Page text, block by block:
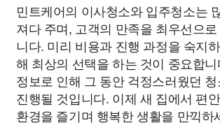
민트케어의 이사청소와 입주청소는
져다 주며, 고객의 만족을 최우선으
니다. 미리 비용과 진행 과정을 숙지
해 최상의 선택을 하는 것이 중요합
정보로 인해 그 동안 걱정스러웠던
진행될 것입니다. 이제 새 집에서 편
환경을 즐기며 행복한 생활을 만끽하